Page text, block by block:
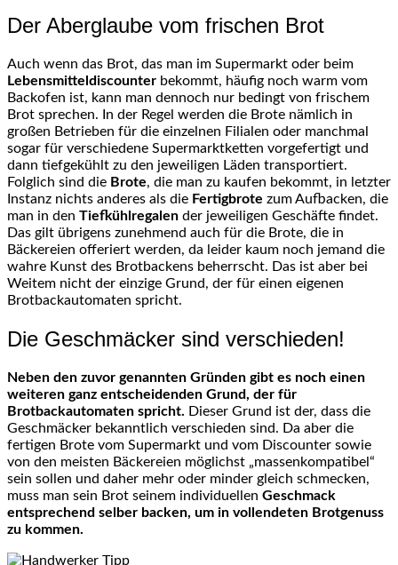
Der Aberglaube vom frischen Brot
Auch wenn das Brot, das man im Supermarkt oder beim
Lebensmitteldiscounter bekommt, häufig noch warm vom
Backofen ist, kann man dennoch nur bedingt von frischem
Brot sprechen. In der Regel werden die Brote nämlich in
großen Betrieben für die einzelnen Filialen oder manchmal
sogar für verschiedene Supermarktketten vorgefertigt und
dann tiefgekühlt zu den jeweiligen Läden transportiert.
Folglich sind die Brote, die man zu kaufen bekommt, in letzter
Instanz nichts anderes als die Fertigbrote zum Aufbacken, die
man in den Tiefkühlregalen der jeweiligen Geschäfte findet.
Das gilt übrigens zunehmend auch für die Brote, die in
Bäckereien offeriert werden, da leider kaum noch jemand die
wahre Kunst des Brotbackens beherrscht. Das ist aber bei
Weitem nicht der einzige Grund, der für einen eigenen
Brotbackautomaten spricht.
Die Geschmäcker sind verschieden!
Neben den zuvor genannten Gründen gibt es noch einen
weiteren ganz entscheidenden Grund, der für
Brotbackautomaten spricht. Dieser Grund ist der, dass die
Geschmäcker bekanntlich verschieden sind. Da aber die
fertigen Brote vom Supermarkt und vom Discounter sowie
von den meisten Bäckereien möglichst „massenkompatibel“
sein sollen und daher mehr oder minder gleich schmecken,
muss man sein Brot seinem individuellen Geschmack
entsprechend selber backen, um in vollendeten Brotgenuss
zu kommen.